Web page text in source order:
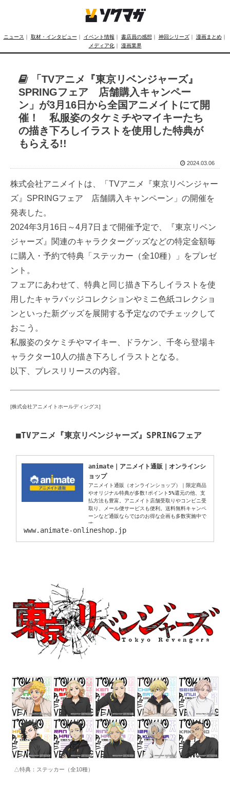
ニュース ｜ 取材・インタビュー ｜ イベント情報 ｜ 書店員の感想 ｜ 神回シリーズ｜ 漫画まとめ｜
メディア化｜ 漫画業界
「TVアニメ『東京リベンジャーズ』
SPRINGフェア 店舗購入キャンペー
ン」が3月16日から全国アニメイトにて開
催！ 私服姿のタケミチやマイキーたち
の描き下ろしイラストを使用した特典が
もらえる!!
2024.03.06
株式会社アニメイトは、「TVアニメ『東京リベンジャー
ズ』SPRINGフェア 店舗購入キャンペーン」の開催を
発表した。
2024年3月16日～4月7日まで開催予定で、『東京リベン
ジャーズ』関連のキャラクターグッズなどの特定金額毎
に購入・予約で特典「ステッカー（全10種）」をプレゼ
ント。
フェアにあわせて、特典と同じ描き下ろしイラストを使
用したキャラバッジコレクションやミニ色紙コレクショ
ンといった新グッズを展開する予定なのでチェックして
おこう。
私服姿のタケミチやマイキー、ドラケン、千冬ら登場キ
ャラクター10人の描き下ろしイラストとなる。
以下、プレスリリースの内容。
[株式会社アニメイトホールディングス]
■TVアニメ『東京リベンジャーズ』SPRINGフェア
animate｜アニメイト通販｜オンラインシ
ョップ
アニメイト通販（オンラインショップ）｜限定商品
やオリジナル特典が多数!ポイント5%還元の他、支
払方法も豊富。アニメイト店舗受取りやコンビニ受
取り、メール便サービスも便利。送料無料キャンペ
ーンなど通販ならではのお得な企画も多数実施中で
す。
www.animate-onlineshop.jp
△特典：ステッカー（全10種）